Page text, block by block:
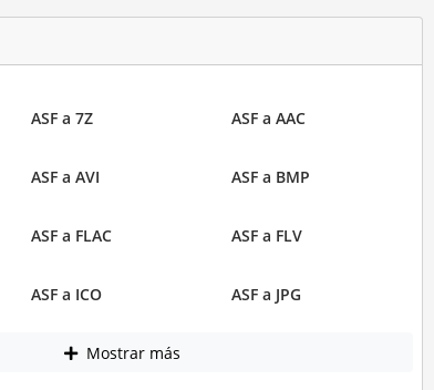
ASF a 7Z ASF a AAC
ASF a AVI ASF a BMP
ASF a FLAC ASF a FLV
ASF a ICO ASF a JPG
Mostrar más